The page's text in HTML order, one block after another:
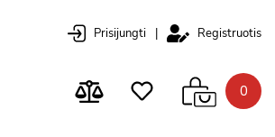
Prisijungti | Registruotis
0